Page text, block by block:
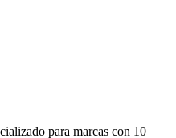
para marcas con 10